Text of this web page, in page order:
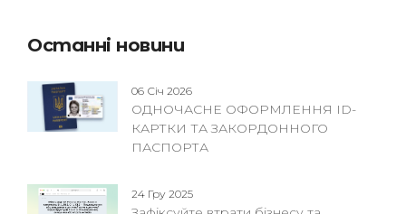
Останні новини
06 Січ 2026
ОДНОЧАСНЕ ОФОРМЛЕННЯ ID-
КАРТКИ ТА ЗАКОРДОННОГО
ПАСПОРТА
24 Гру 2025